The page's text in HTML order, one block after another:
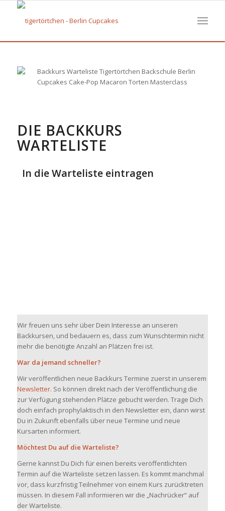
DIE BACKKURS
WARTELISTE
In die Warteliste eintragen
Wir freuen uns sehr über Dein Interesse an unseren
Backkursen, und bedauern es, dass zum Wunschtermin nicht
mehr die benötigte Anzahl an Plätzen frei ist.
War da jemand schneller?
Wir veröffentlichen neue Backkurs Termine zuerst in unserem
Newsletter. So können direkt nach der Veröffentlichung die
zur Verfügung stehenden Plätze gebucht werden. Trage Dich
doch einfach prophylaktisch in den Newsletter ein, dann wirst
Du in Zukunft ebenfalls über neue Termine und neue
Kursarten informiert.
Möchtest Du auf die Warteliste?
Gerne kannst Du Dich für einen bereits veröffentlichten
Termin auf die Warteliste setzen lassen. Es kommt manchmal
vor, dass kurzfristig Teilnehmer von einem Kurs zurücktreten
müssen. In diesem Fall informieren wir die „Nachrücker“ auf
der Warteliste.